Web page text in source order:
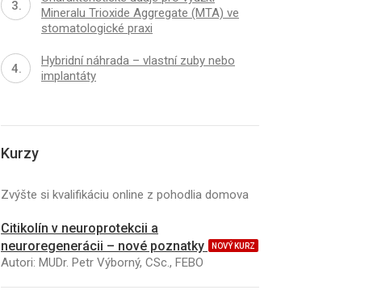
Mineralu Trioxide Aggregate (MTA) ve
stomatologické praxi
Hybridní náhrada – vlastní zuby nebo
implantáty
Kurzy
Zvýšte si kvalifikáciu online z pohodlia domova
Citikolín v neuroprotekcii a
neuroregenerácii – nové poznatky
NOVÝ KURZ
Autori: MUDr. Petr Výborný, CSc., FEBO